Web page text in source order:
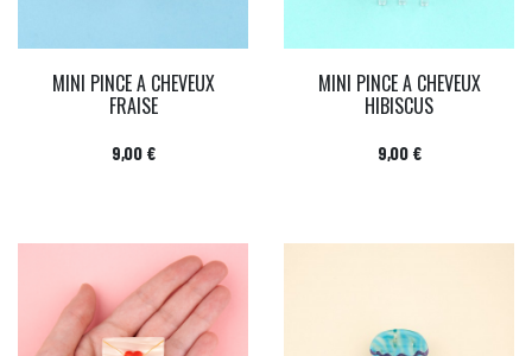
MINI PINCE A CHEVEUX
FRAISE
Prix
9,00 €
MINI PINCE A CHEVEUX
HIBISCUS
Prix
9,00 €